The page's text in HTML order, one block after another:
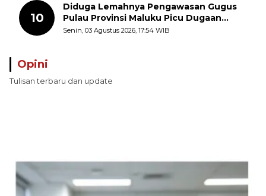
10
Diduga Lemahnya Pengawasan Gugus
Pulau Provinsi Maluku Picu Dugaan
Pungli terhadap Nelayan Bale-Bale di
Senin, 03 Agustus 2026, 17:54 WIB
Opini
Tulisan terbaru dan update